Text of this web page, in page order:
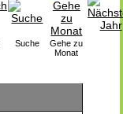
Suche
Gehe zu
Monat